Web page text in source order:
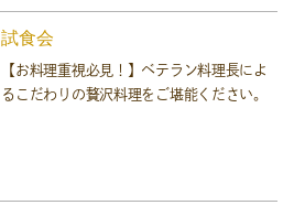
試食会
【お料理重視必見！】ベテラン料理長によ
るこだわりの贅沢料理をご堪能ください。